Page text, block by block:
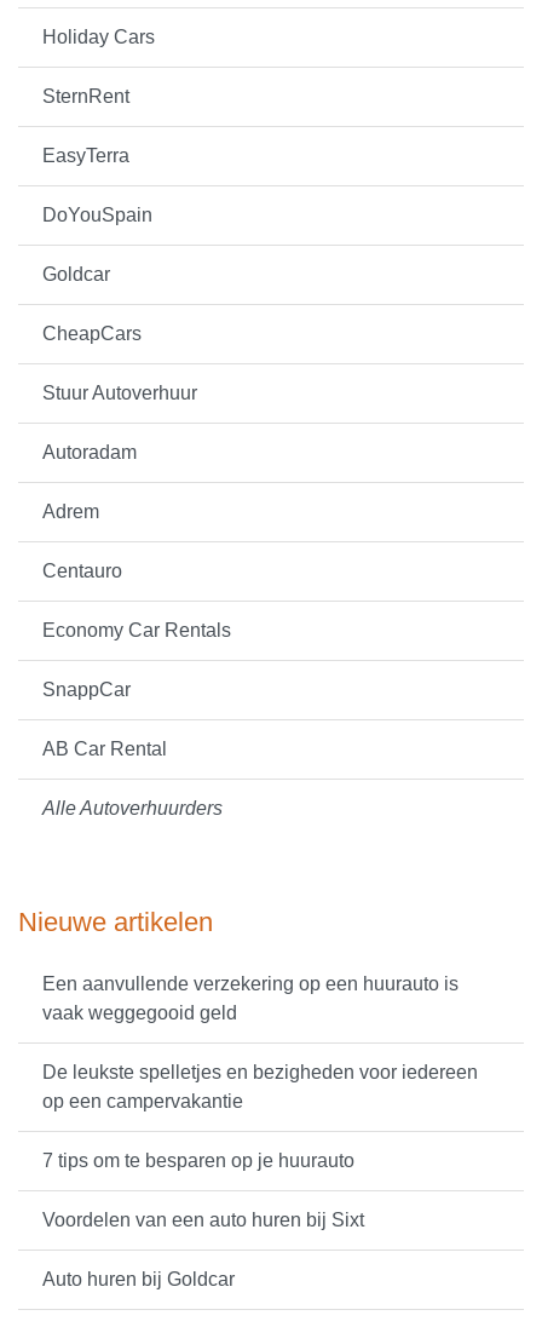
Holiday Cars
SternRent
EasyTerra
DoYouSpain
Goldcar
CheapCars
Stuur Autoverhuur
Autoradam
Adrem
Centauro
Economy Car Rentals
SnappCar
AB Car Rental
Alle Autoverhuurders
Nieuwe artikelen
Een aanvullende verzekering op een huurauto is
vaak weggegooid geld
De leukste spelletjes en bezigheden voor iedereen
op een campervakantie
7 tips om te besparen op je huurauto
Voordelen van een auto huren bij Sixt
Auto huren bij Goldcar